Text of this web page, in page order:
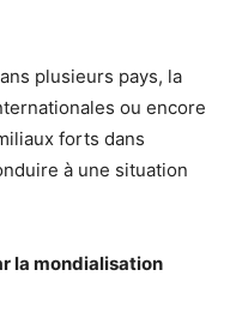
plusieurs pays, la
ou encore
forts dans
à une situation
la mondialisation